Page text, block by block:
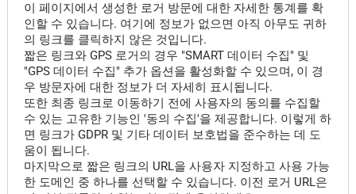
이 페이지에서 생성한 로거 방문에 대한 자세한 통계를 확
인할 수 있습니다. 여기에 정보가 없으면 아직 아무도 귀하
의 링크를 클릭하지 않은 것입니다.
짧은 링크와 GPS 로거의 경우 "SMART 데이터 수집" 및
"GPS 데이터 수집" 추가 옵션을 활성화할 수 있으며, 이 경
우 방문자에 대한 정보가 더 자세히 표시됩니다.
또한 최종 링크로 이동하기 전에 사용자의 동의를 수집할
수 있는 고유한 기능인 '동의 수집'을 제공합니다. 이렇게 하
면 링크가 GDPR 및 기타 데이터 보호법을 준수하는 데 도
움이 됩니다.
마지막으로 짧은 링크의 URL을 사용자 지정하고 사용 가능
한 도메인 중 하나를 선택할 수 있습니다. 이전 로거 URL은